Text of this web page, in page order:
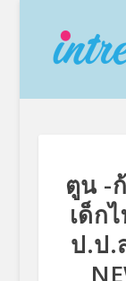
ตูน -
เด็ก
ป.ป.